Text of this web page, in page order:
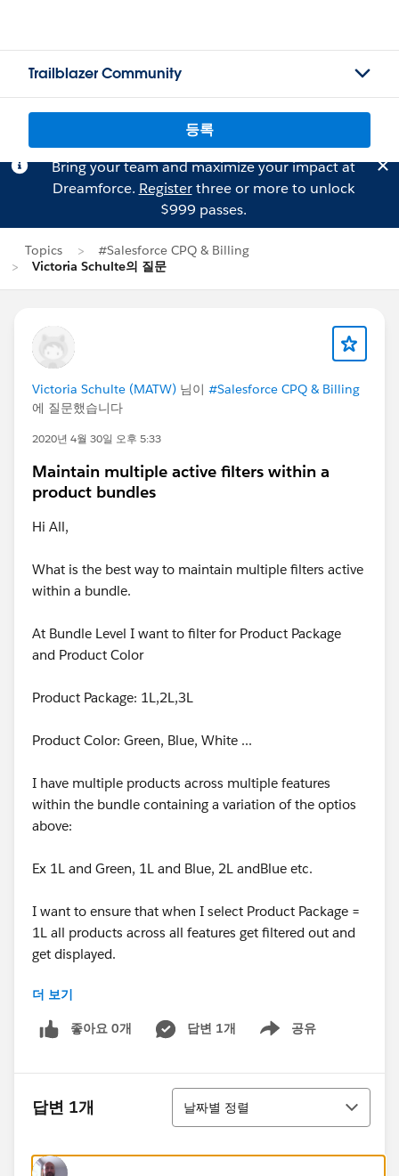
Trailblazer Community
등록
Bring your team and maximize your impact at
Dreamforce. Registerthree or more to unlock
$999 passes.
Topics
#Salesforce CPQ & Billing
Victoria Schulte의 질문
Victoria Schulte (MATW) 님이 #Salesforce CPQ & Billing
에 질문했습니다
2020년 4월 30일 오후 5:33
Maintain multiple active filters within a
product bundles
Hi All,
What is the best way to maintain multiple filters active
within a bundle.
At Bundle Level I want to filter for Product Package
and Product Color
Product Package: 1L,2L,3L
Product Color: Green, Blue, White ...
I have multiple products across multiple features
within the bundle containing a variation of the optios
above:
Ex 1L and Green, 1L and Blue, 2L andBlue etc.
I want to ensure that when I select Product Package =
1L all products across all features get filtered out and
get displayed.
Then I want to ensure that when I select Product Color
= Blue, only products that are 1L and blue are
displayed across all products and features.
time.
더 보기
좋아요 0개 답변 1개 공유
Show menu
답변 1개
정렬
날짜별 정렬